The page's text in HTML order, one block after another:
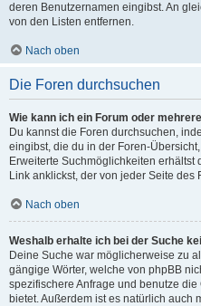
deren Benutzernamen eingibst. An
von den Listen entfernen.
Nach oben
Die Foren durchsuchen
Wie kann ich ein Forum oder
Du kannst die Foren durchsuchen,
eingibst, die du in der Foren-
Erweiterte Suchmöglichkeiten erhältst
Link anklickst, der von jeder Seite des
Nach oben
Weshalb erhalte ich bei der Suche
Deine Suche war möglicherweise zu
gängige Wörter, welche von phpBB
spezifischere Anfrage und benutze
bietet. Außerdem ist es natürlich auch